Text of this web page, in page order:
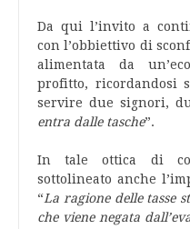
Da qui l’invito a
con l’obbiettivo di
alimentata da
profitto, ricordandosi
servire due signori,
entra dalle tasche”.
In tale ottica di
sottolineato anche
“La ragione delle tasse
che viene negata